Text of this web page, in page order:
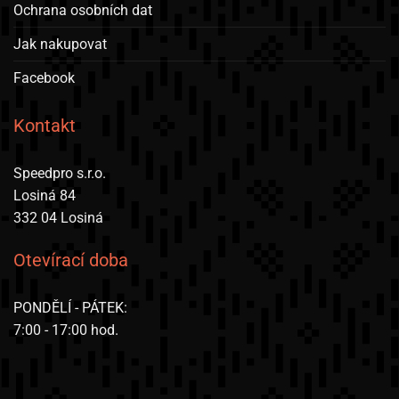
produktu
Ochrana osobních dat
Jak nakupovat
Facebook
Kontakt
Speedpro s.r.o.
Losiná 84
332 04 Losiná
Otevírací doba
PONDĚLÍ - PÁTEK:
7:00 - 17:00 hod.